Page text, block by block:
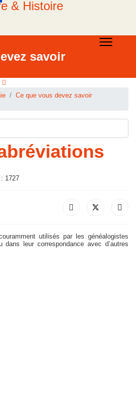
savoir
Ce que vous devez savoir
1727
utilisés par les généalogistes
leur correspondance avec d’autres